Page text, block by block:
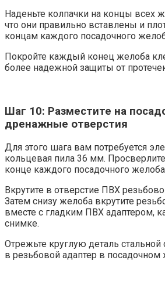
Наденьте колпачки на концы всех
что они правильно вставлены и
концам каждого посадочного
Покройте каждый конец желоба
более надежной защиты от
Шаг 10: Разместите на
дренажные отверстия
Для этого шага вам потребуется
кольцевая пила 36 мм.
конце каждого посадочного
Вкрутите в отверстие ПВХ
Затем снизу желоба вкрутите
вместе с гладким ПВХ адаптером,
снимке.
Отрежьте круглую деталь стальной
в резьбовой адаптер в посадочном